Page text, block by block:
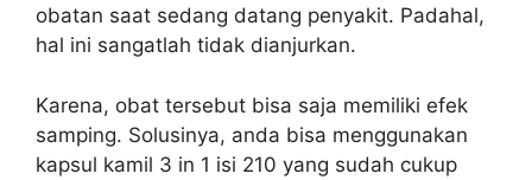
obatan saat sedang datang penyakit. Padahal,
hal ini sangatlah tidak dianjurkan.
Karena, obat tersebut bisa saja memiliki efek
samping. Solusinya, anda bisa menggunakan
kapsul kamil 3 in 1 isi 210 yang sudah cukup